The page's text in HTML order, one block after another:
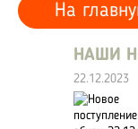
На
НАШИ
22.12.2023